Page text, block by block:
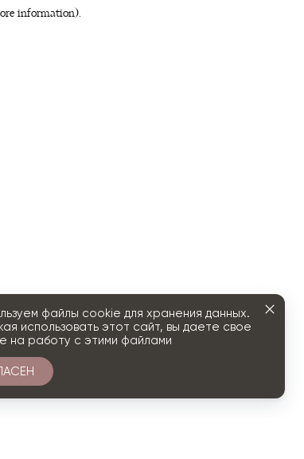
information).
файлы cookie для хранения данных.
использовать этот сайт, вы даете свое
на работу с этими файлами